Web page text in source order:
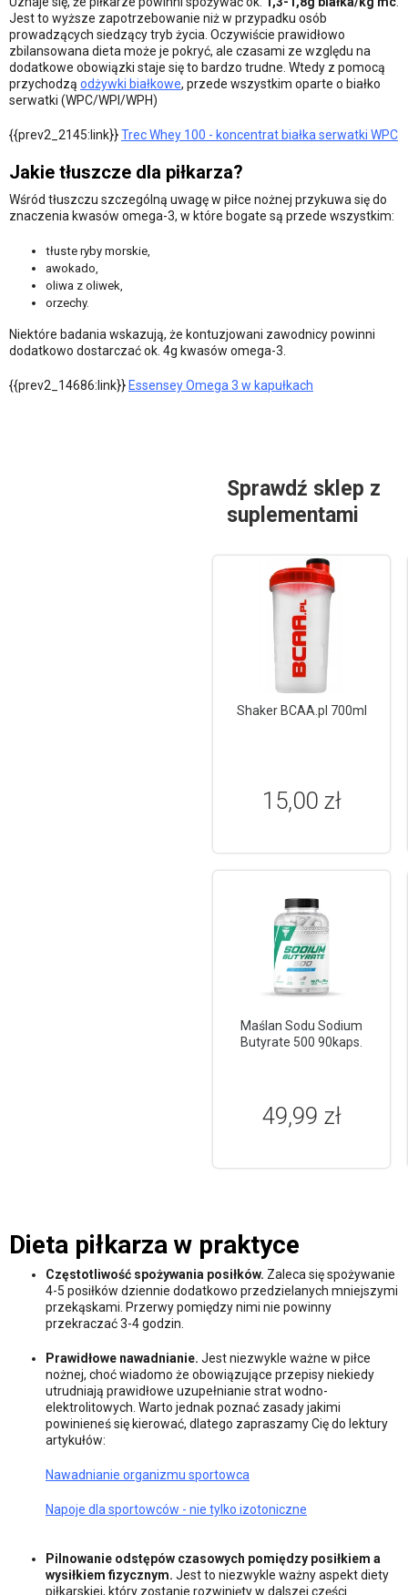
Jest to wyższe zapotrzebowanie niż w przypadku osób
prowadzących siedzący tryb życia. Oczywiście prawidłowo
zbilansowana dieta może je pokryć, ale czasami ze względu na
dodatkowe obowiązki staje się to bardzo trudne. Wtedy z pomocą
przychodzą odżywki białkowe, przede wszystkim oparte o białko
serwatki (WPC/WPI/WPH)
{{prev2_2145:link}}Trec Whey 100 - koncentrat białka serwatki WPC
Jakie tłuszcze dla piłkarza?
Wśród tłuszczu szczególną uwagę w piłce nożnej przykuwa się do
znaczenia kwasów omega-3, w które bogate są przede wszystkim:
tłuste ryby morskie,
awokado,
oliwa z oliwek,
orzechy.
Niektóre badania wskazują, że kontuzjowani zawodnicy powinni
dodatkowo dostarczać ok. 4g kwasów omega-3.
{{prev2_14686:link}} Essensey Omega 3 w kapułkach
Sprawdź sklep z
suplementami
Shaker BCAA.pl 700ml
15,00 zł
Maślan Sodu Sodium
Butyrate 500 90kaps.
49,99 zł
Dieta piłkarza w praktyce
Częstotliwość spożywania posiłków. Zaleca się spożywanie
4-5 posiłków dziennie dodatkowo przedzielanych mniejszymi
przekąskami. Przerwy pomiędzy nimi nie powinny
przekraczać 3-4 godzin.
Prawidłowe nawadnianie. Jest niezwykle ważne w piłce
nożnej, choć wiadomo że obowiązujące przepisy niekiedy
utrudniają prawidłowe uzupełnianie strat wodno-
elektrolitowych. Warto jednak poznać zasady jakimi
powinieneś się kierować, dlatego zapraszamy Cię do lektury
artykułów:
Nawadnianie organizmu sportowca
Napoje dla sportowców - nie tylko izotoniczne
Pilnowanie odstępów czasowych pomiędzy posiłkiem a
wysiłkiem fizycznym. Jest to niezwykle ważny aspekt diety
piłkarskiej, który zostanie rozwinięty w dalszej części